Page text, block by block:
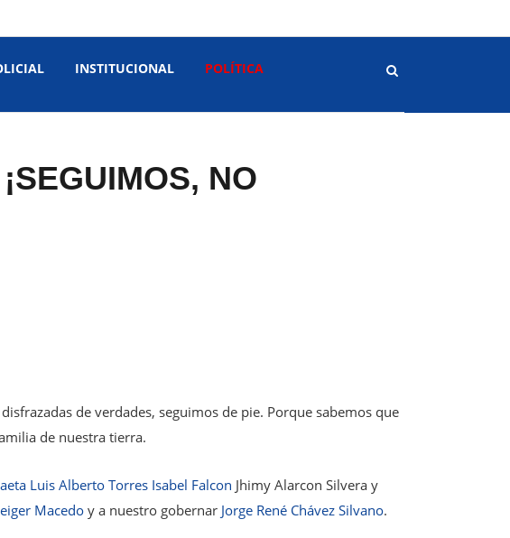
INSTITUCIONAL POLÍTICA
NO
de verdades, seguimos de pie. Porque sabemos que
de nuestra tierra.
Luis Alberto Torres Isabel Falcon Jhimy Alarcon Silvera y
Macedo y a nuestro gobernar Jorge René Chávez Silvano.